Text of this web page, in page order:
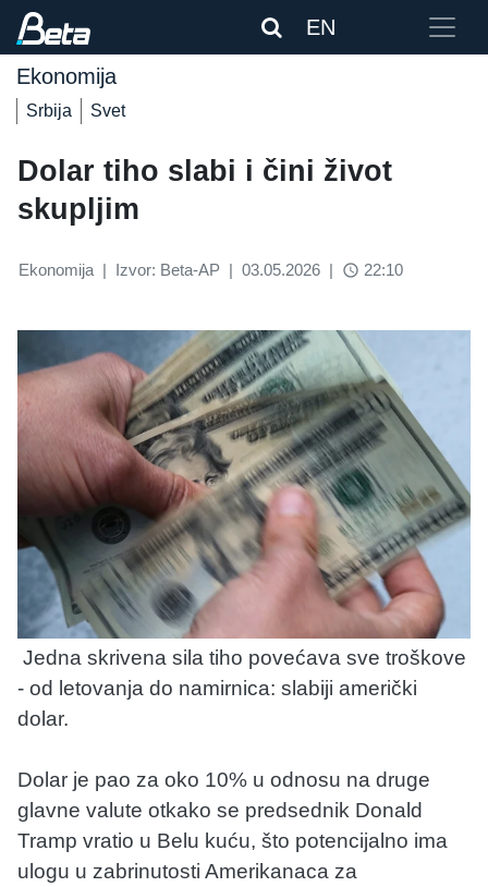
EN
Ekonomija
Srbija Svet
Dolar tiho slabi i čini život
skupljim
Ekonomija | Izvor: Beta-AP | 03.05.2026 | access_time 22:10
Jedna skrivena sila tiho povećava sve troškove
- od letovanja do namirnica: slabiji američki
dolar.
Dolar je pao za oko 10% u odnosu na druge
glavne valute otkako se predsednik Donald
Tramp vratio u Belu kuću, što potencijalno ima
ulogu u zabrinutosti Amerikanaca za